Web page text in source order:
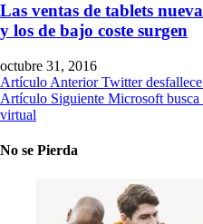
Las ventas de tablets
y los de bajo coste surgen
octubre 31, 2016
Artículo Anterior Twitter
Artículo Siguiente Microsoft busca
virtual
No se Pierda